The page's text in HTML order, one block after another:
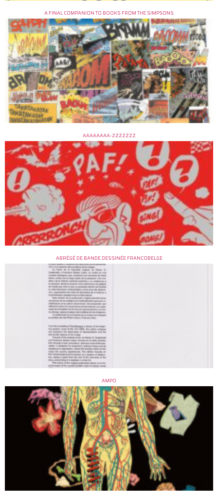
A FINAL COMPANION TO BOOKS FROM THE SIMPSONS
AAAAAAAA-ZZZZZZZ
ABRÉGÉ DE BANDE DESSINÉE FRANCOBELGE
AMPO